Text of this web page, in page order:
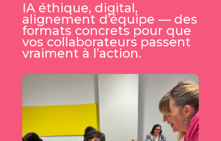
IA éthique, digital,
alignement d’équipe — des
formats concrets pour que
vos collaborateurs passent
vraiment à l’action.